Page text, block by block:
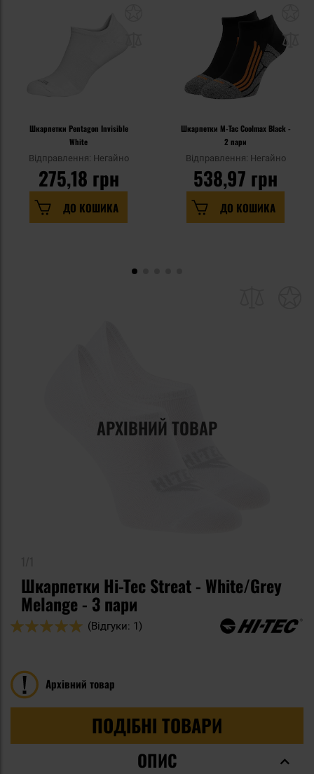
Шкарпетки Pentagon Invisible
White
Відправлення: Негайно
275,18 грн
ДО КОШИКА
Шкарпетки M-Tac Coolmax Black -
2 пари
Відправлення: Негайно
538,97 грн
ДО КОШИКА
АРХІВНИЙ ТОВАР
Шкарпетки Hi-Tec Streat - White/Grey
Melange - 3 пари
Оцінка:
(Відгуки: 1)
Архівний товар
ПОДІБНІ ТОВАРИ
ОПИС